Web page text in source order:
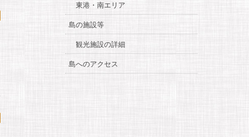
東港・南エリア
島の施設等
観光施設の詳細
島へのアクセス